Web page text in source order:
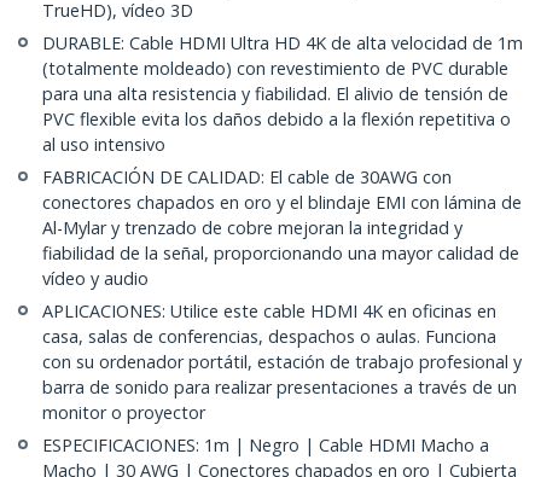
TrueHD), vídeo 3D
DURABLE: Cable HDMI Ultra HD 4K de alta velocidad de 1m
(totalmente moldeado) con revestimiento de PVC durable
para una alta resistencia y fiabilidad. El alivio de tensión de
PVC flexible evita los daños debido a la flexión repetitiva o
al uso intensivo
FABRICACIÓN DE CALIDAD: El cable de 30AWG con
conectores chapados en oro y el blindaje EMI con lámina de
Al-Mylar y trenzado de cobre mejoran la integridad y
fiabilidad de la señal, proporcionando una mayor calidad de
vídeo y audio
APLICACIONES: Utilice este cable HDMI 4K en oficinas en
casa, salas de conferencias, despachos o aulas. Funciona
con su ordenador portátil, estación de trabajo profesional y
barra de sonido para realizar presentaciones a través de un
monitor o proyector
ESPECIFICACIONES: 1m | Negro | Cable HDMI Macho a
Macho | 30 AWG | Conectores chapados en oro | Cubierta